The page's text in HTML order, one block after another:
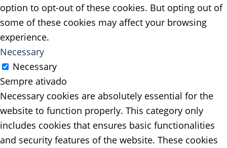
option to opt-out of these cookies. But opting out of
some of these cookies may affect your browsing
experience.
Necessary
Necessary
Sempre ativado
Necessary cookies are absolutely essential for the
website to function properly. This category only
includes cookies that ensures basic functionalities
and security features of the website. These cookies